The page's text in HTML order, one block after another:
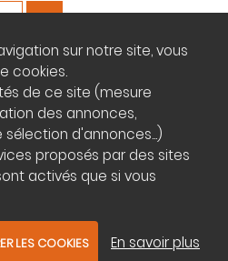
des annonces immobilières
FAQ
de diffusion
et CGU
nous?
des cookies
sur notre site, vous
cookies.
de ce site (mesure
des annonces,
d'annonces...)
proposés par des sites
activés que si vous
LES COOKIES En savoir plus